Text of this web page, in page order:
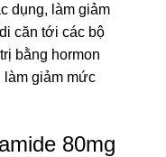
dụng, làm giảm
căn tới các bộ
bằng hormon
làm giảm mức
80mg